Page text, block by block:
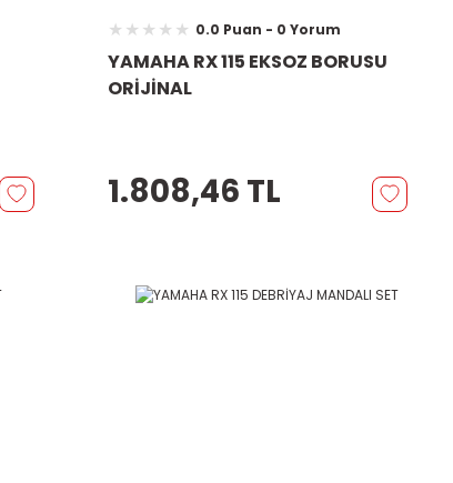
0.0 Puan - 0 Yorum
YAMAHA RX 115 EKSOZ BORUSU
ORİJİNAL
1.808,46 TL